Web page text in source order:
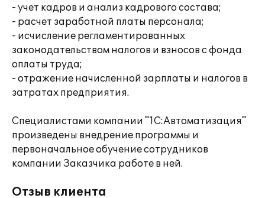
- учет кадров и анализ кадрового состава;
- расчет заработной платы персонала;
- исчисление регламентированных
законодательством налогов и взносов с фонда
оплаты труда;
- отражение начисленной зарплаты и налогов в
затратах предприятия.
Специалистами компании "1С:Автоматизация"
произведены внедрение программы и
первоначальное обучение сотрудников
компании Заказчика работе в ней.
Отзыв клиента